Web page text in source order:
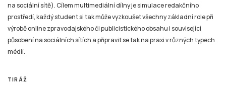
na sociální sítě). Cílem multimediální dílny je simulace redakčního
prostředí, každý student si tak může vyzkoušet všechny základní role při
výrobě online zpravodajského či publicistického obsahu i související
působení na sociálních sítích a připravit se tak na praxi v různých typech
médií.
TIRÁŽ